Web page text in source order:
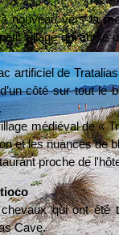
nouveau vers la
village qui abrite
artificiel de
côté sur tout le
médiéval de «
et les nuances de
proche de
qui ont été
Cave.